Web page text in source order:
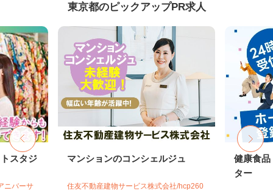
東京都のピックアップPR求人
スタジ
ニバーサ
マンションのコンシェルジュ
住友不動産建物サービス株式会社/hcp260
健康食品
ター